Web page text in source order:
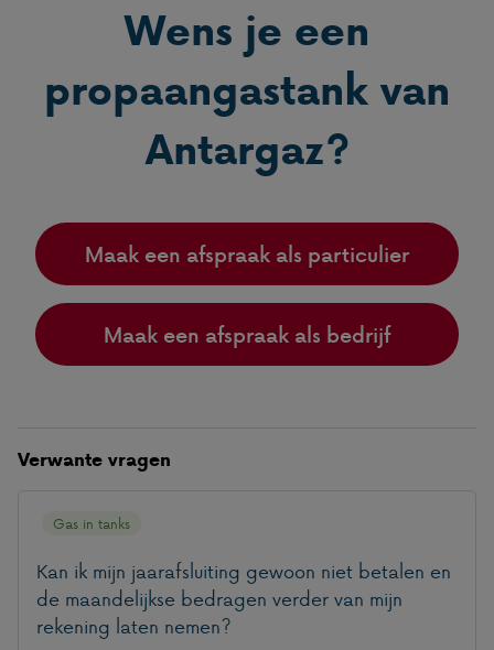
Wens je een
propaangastank van
Antargaz?
Maak een afspraak als particulier
Maak een afspraak als bedrijf
Verwante vragen
Kan ik mijn jaarafsluiting gewoon niet betalen en
de maandelijkse bedragen verder van mijn
rekening laten nemen?
Gas in tanks